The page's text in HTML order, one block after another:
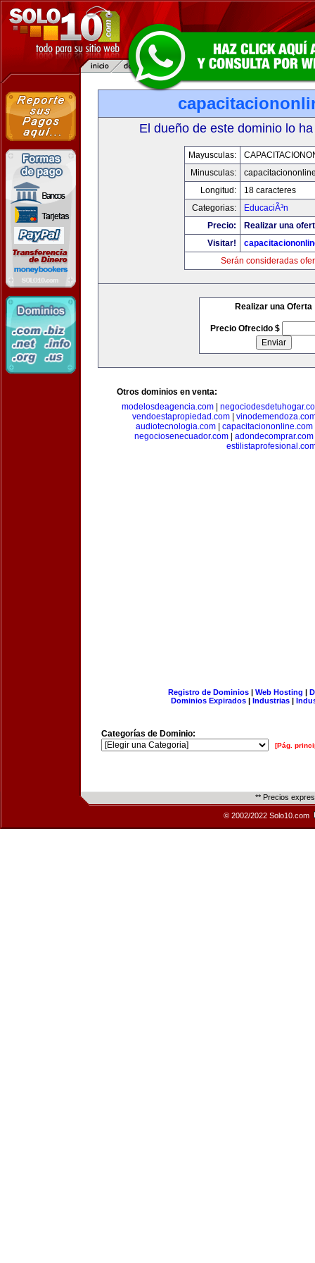
El dueño de este dominio lo
Mayusculas:
Minusculas:
Longitud:
18 caracteres
Categorias:
EducaciÃ³n
Precio:
Realizar una
Visitar!
Serán consideradas
Realizar una Oferta
Precio Ofrecido $
Otros dominios en venta:
modelosdeagencia.com
vendoestapropiedad.com|
audiotecnologia.com
capacitaciononline.com
negociosenecuador.com| adondecomprar.com
Registro de Dominios| Web Hosting |
Dominios Expirados | Industrias |
Categorías de Dominio:
[Pág.
** Precios
© 2002/2022 Solo10.com